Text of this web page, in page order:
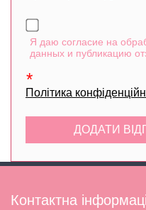
Я даю согласие на
данных и публикацию
Політика
Контактна